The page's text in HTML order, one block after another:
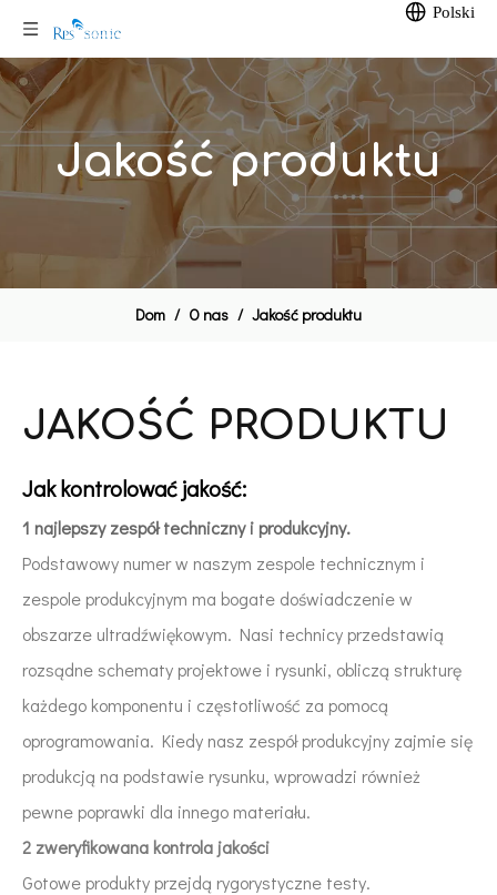
Polski
Jakość produktu
Dom / O nas / Jakość produktu
JAKOŚĆ PRODUKTU
Jak kontrolować jakość:
1 najlepszy zespół techniczny i produkcyjny.
Podstawowy numer w naszym zespole technicznym i
zespole produkcyjnym ma bogate doświadczenie w
obszarze ultradźwiękowym. Nasi technicy przedstawią
rozsądne schematy projektowe i rysunki, obliczą strukturę
każdego komponentu i częstotliwość za pomocą
oprogramowania. Kiedy nasz zespół produkcyjny zajmie się
produkcją na podstawie rysunku, wprowadzi również
pewne poprawki dla innego materiału.
2 zweryfikowana kontrola jakości
Gotowe produkty przejdą rygorystyczne testy.